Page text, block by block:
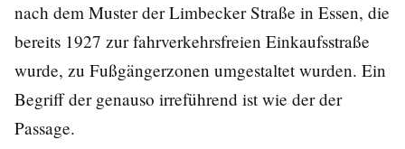
nach dem Muster der Limbecker Straße in Essen, die
bereits 1927 zur fahrverkehrsfreien Einkaufsstraße
wurde, zu Fußgängerzonen umgestaltet wurden. Ein
Begriff der genauso irreführend ist wie der der
Passage.